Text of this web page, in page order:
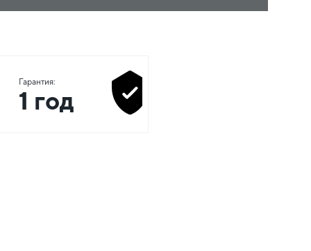
Гарантия:
1 год